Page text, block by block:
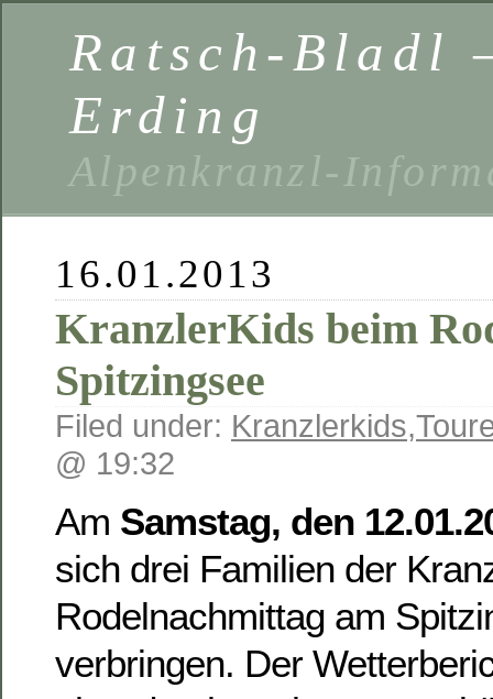
Ratsch-Bladl
Erding
Alpenkranzl-
16.01.2013
KranzlerKids beim
Spitzingsee
Filed under: Kranzlerkids,
@ 19:32
Am Samstag, den
sich drei Familien der
Rodelnachmittag am
verbringen. Der